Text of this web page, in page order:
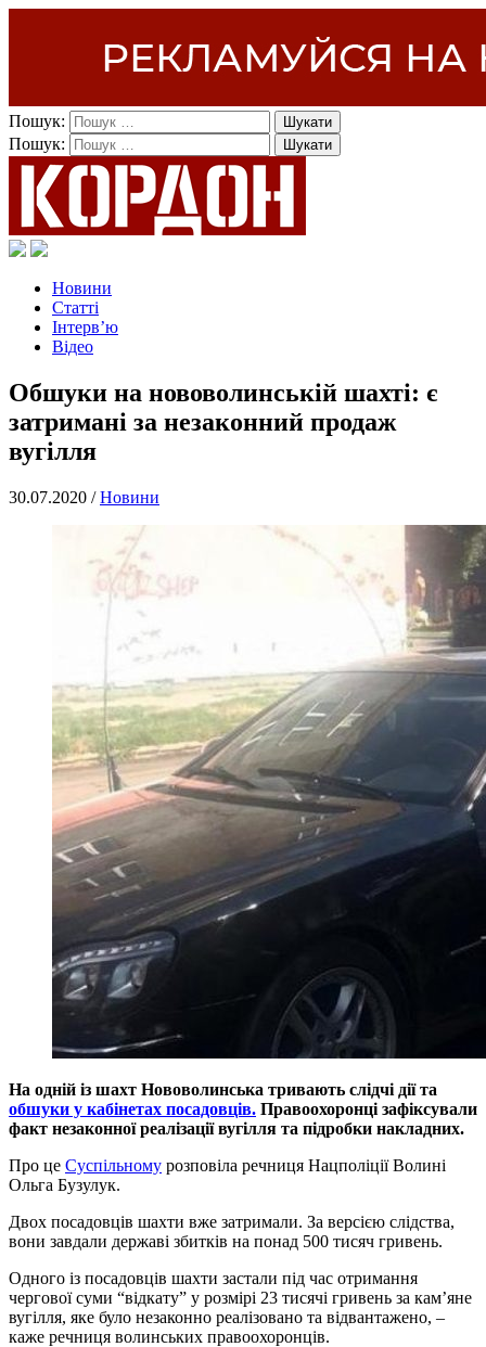
Пошук:
Пошук:
Новини
Статті
Інтерв’ю
Відео
Обшуки на нововолинській шахті: є
затримані за незаконний продаж
вугілля
30.07.2020 /Новини
На одній із шахт Нововолинська тривають слідчі дії та
обшуки у кабінетах посадовців. Правоохоронці зафіксували
факт незаконної реалізації вугілля та підробки накладних.
Про це Суспільному розповіла речниця Нацполіції Волині
Ольга Бузулук.
Двох посадовців шахти вже затримали. За версією слідства,
вони завдали державі збитків на понад 500 тисяч гривень.
Одного із посадовців шахти застали під час отримання
чергової суми “відкату” у розмірі 23 тисячі гривень за кам’яне
вугілля, яке було незаконно реалізовано та відвантажено, –
каже речниця волинських правоохоронців.